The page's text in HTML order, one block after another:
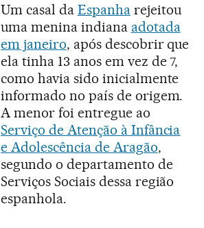
Um casal da Espanharejeitou
uma menina indiana adotada
em janeiro, após descobrir que
ela tinha 13 anos em vez de 7,
como havia sido inicialmente
informado no país de origem.
A menor foi entregue ao
Serviço de Atenção à Infância
e Adolescência de Aragão,
segundo o departamento de
Serviços Sociais dessa região
espanhola.